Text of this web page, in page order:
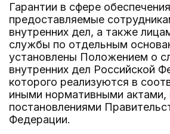
Гарантии в сфере
предоставляемые
внутренних дел, а также
службы по отдельным
установлены Положением о
внутренних дел Российской
которого реализуются в
иными нормативными актами,
постановлениями
Федерации.